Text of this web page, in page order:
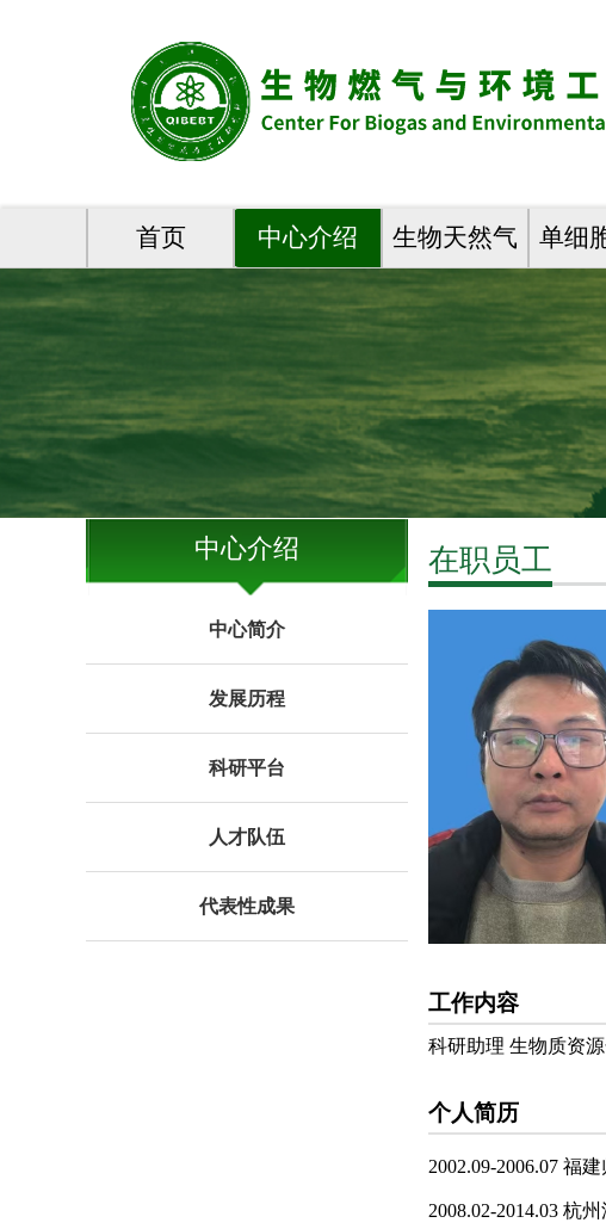
首页 中心介绍 生物天然气 单细
中心介绍
中心简介
发展历程
科研平台
人才队伍
代表性成果
在职员工
工作内容
科研助理 生物质资
个人简历
2002.09-2006.07 福
2008.02-2014.03 杭